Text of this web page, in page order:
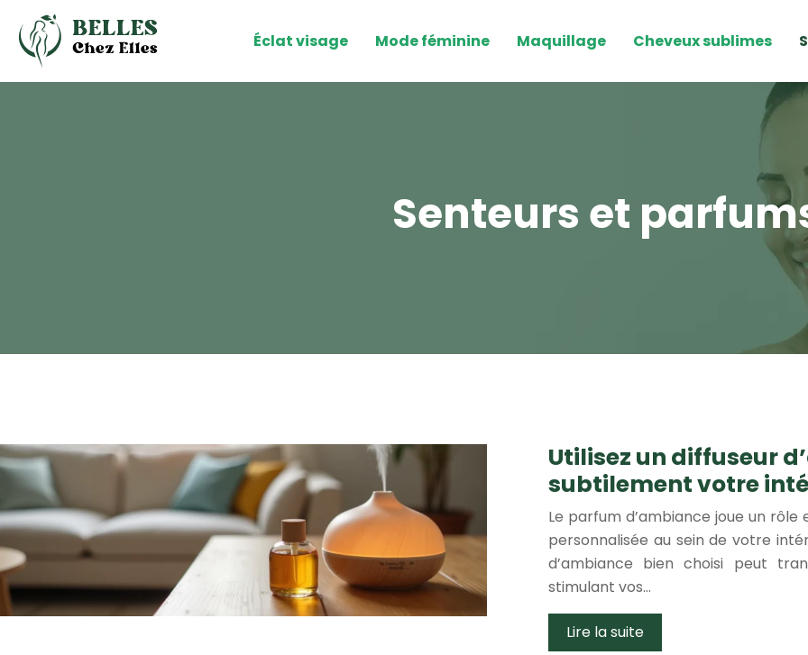
Éclat visage Mode féminine Maquillage Cheveux sublimes
Senteurs et
Utilisez un diffuseur
subtilement votre
Le parfum d’ambiance joue un
personnalisée au sein de votre
d’ambiance bien choisi peut
stimulant vos…
Lire la suite